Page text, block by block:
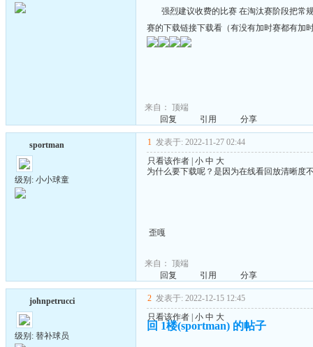
强烈建议收费的比赛 在淘汰赛阶段把常规
赛的下载链接下载看（有没有加时赛都有加
来自： 顶端
回复
引用 分享
sportman
级别: 小小球童
1 发表于: 2022-11-27 02:44
只看该作者 小 中 大
为什么要下载呢？是因为在线看回放清晰度
歪嘎
来自： 顶端
回复
引用 分享
johnpetrucci
级别: 替补球员
2 发表于: 2022-12-15 12:45
只看该作者 小 中 大
回 1楼(sportman) 的帖子